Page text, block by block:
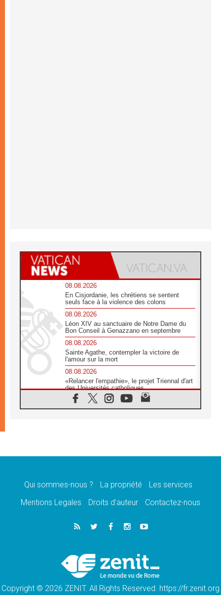
08.08.2026
En Cisjordanie, les chrétiens se sentent
seuls face à la violence des colons
08.08.2026
Léon XIV au sanctuaire de Notre Dame du
Bon Conseil à Genazzano en septembre
08.08.2026
Sainte Agathe, contempler la victoire de
l'amour sur la mort
08.08.2026
«Relancer l'empathie», le projet Triennal d'art
des Universités catholiques
08.08.2026
Signis 2026, donner la parole aux religieuses
07.08.2026
07.08.2026
de l'Assomption et mémoire nationale
«La paix commence par l'empathie» estime
le cardinal Parolin
En Colombie, «la paix ne s'achète pas avec
une signature»
Qui sommes-nous ? La propriété
Les services
Mentions Legales
Droits d’auteur Contactez-nous
Copyright © 2026 ZENIT. All Rights Reserved. https://fr.zenit.org